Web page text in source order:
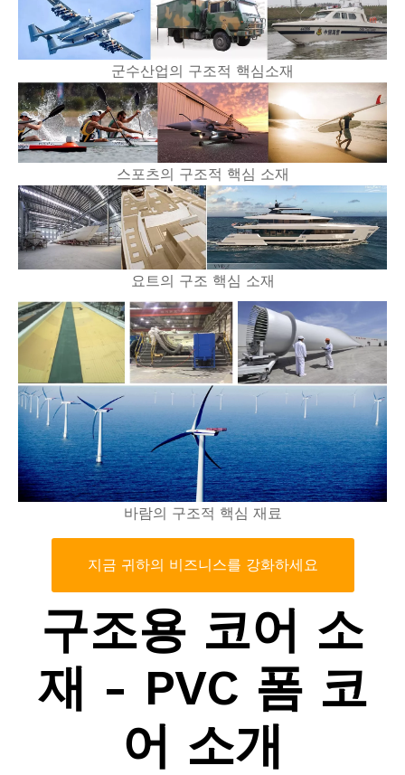
군수산업의 구조적 핵심소재
스포츠의 구조적 핵심 소재
요트의 구조 핵심 소재
바람의 구조적 핵심 재료
지금 귀하의 비즈니스를 강화하세요
구조용 코어 소
재 - PVC 폼 코
어 소개